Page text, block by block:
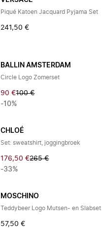
Piqué Katoen Jacquard Pyjama Set
241,50 €
BALLIN AMSTERDAM
Circle Logo Zomerset
90 €100 €
-10%
CHLOÉ
Set: sweatshirt, joggingbroek
176,50 €265 €
-33%
MOSCHINO
Teddybeer Logo Mutsen- en Slabset
57,50 €